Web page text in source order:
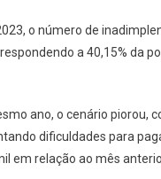
o número de
a 40,15% da
ano, o cenário piorou,
dificuldades para
em relação ao mês